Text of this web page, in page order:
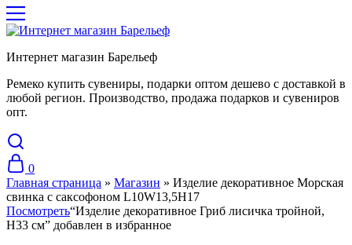
Интернет магазин Барельеф
Ремеко купить сувениры, подарки оптом дешево с доставкой в
любой регион. Производство, продажа подарков и сувениров
опт.
0
Главная страница » Магазин » Изделие декоративное Морская
свинка с саксофоном L10W13,5H17
Посмотреть“Изделие декоративное Гриб лисичка тройной,
Н33 см” добавлен в избранное